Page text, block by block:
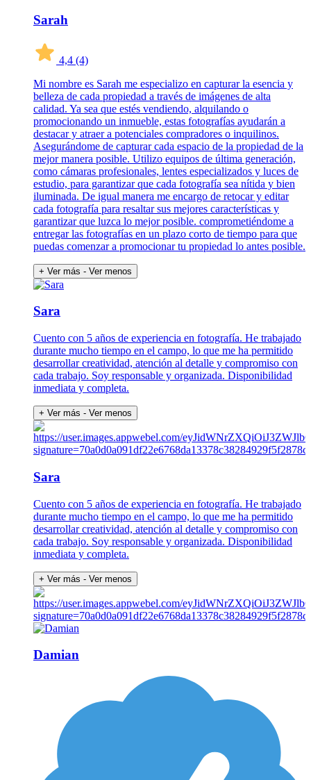
Sarah
4,4 (4)
Mi nombre es Sarah me especializo en capturar la esencia y
belleza de cada propiedad a través de imágenes de alta
calidad. Ya sea que estés vendiendo, alquilando o
promocionando un inmueble, estas fotografías ayudarán a
destacar y atraer a potenciales compradores o inquilinos.
Asegurándome de capturar cada espacio de la propiedad de la
mejor manera posible. Utilizo equipos de última generación,
como cámaras profesionales, lentes especializados y luces de
estudio, para garantizar que cada fotografía sea nítida y bien
iluminada. De igual manera me encargo de retocar y editar
cada fotografía para resaltar sus mejores características y
garantizar que luzca lo mejor posible. comprometiéndome a
entregar las fotografías en un plazo corto de tiempo para que
puedas comenzar a promocionar tu propiedad lo antes posible.
+ Ver más - Ver menos
Sara
Cuento con 5 años de experiencia en fotografía. He trabajado
durante mucho tiempo en el campo, lo que me ha permitido
desarrollar creatividad, atención al detalle y compromiso con
cada trabajo. Soy responsable y organizada. Disponibilidad
inmediata y completa.
+ Ver más - Ver menos
Sara
Cuento con 5 años de experiencia en fotografía. He trabajado
durante mucho tiempo en el campo, lo que me ha permitido
desarrollar creatividad, atención al detalle y compromiso con
cada trabajo. Soy responsable y organizada. Disponibilidad
inmediata y completa.
+ Ver más - Ver menos
Damian